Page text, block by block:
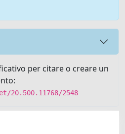
per citare o creare un
20.500.11768/2548